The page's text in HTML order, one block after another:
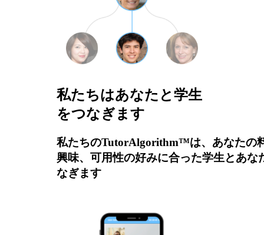
私たちはあなたと学生
をつなぎます
私たちのTutorAlgorithm™は、あなたの
興味、可用性の好みに合った学生とあな
なぎます